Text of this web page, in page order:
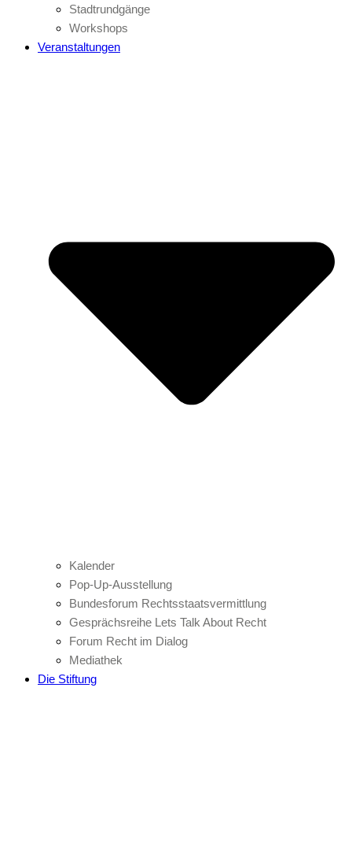
Stadtrundgänge
Workshops
Veranstaltungen
Kalender
Pop-Up-Ausstellung
Bundesforum Rechtsstaatsvermittlung
Gesprächsreihe Lets Talk About Recht
Forum Recht im Dialog
Mediathek
Die Stiftung